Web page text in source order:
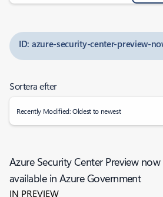
ID: azure-security-center-preview-
Sortera efter
Recently Modified: Oldest to newest
Azure Security Center Preview now
available in Azure Government
IN PREVIEW